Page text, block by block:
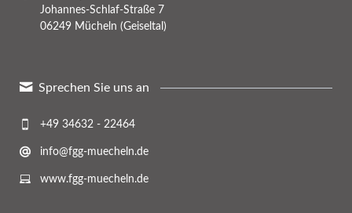
Johannes-Schlaf-Straße 7
06249 Mücheln (Geiseltal)
Sprechen Sie uns an
+49 34632 - 22464
info@fgg-muecheln.de
www.fgg-muecheln.de